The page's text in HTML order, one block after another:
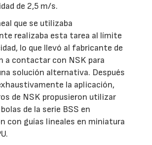
de 2,5 m/s.
que se utilizaba
realizaba esta tarea al límite
lo que llevó al fabricante de
a contactar con NSK para
solución alternativa. Después
la aplicación,
de NSK propusieron utilizar
de la serie BSS en
con guías lineales en miniatura